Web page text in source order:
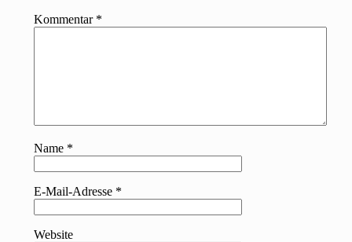
Kommentar *
Name *
E-Mail-Adresse *
Website